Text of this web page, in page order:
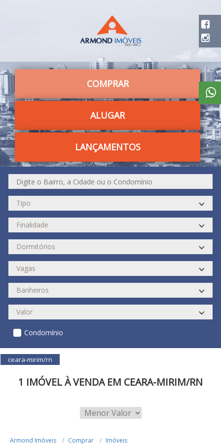
COMPRAR
ALUGAR
LANÇAMENTOS
Condomínio
ceara-mirim/rn
1 IMÓVEL À VENDA EM CEARA-MIRIM/RN
Armond Imóveis Comprar Imóveis